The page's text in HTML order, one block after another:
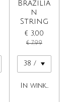
Brazilia
n
String
€ 3,00
€ 7,99
In